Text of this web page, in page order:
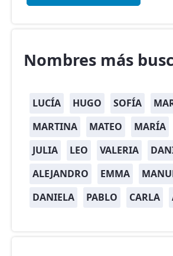
Nombres más
LUCÍA HUGO SOFÍA
MARTINA
MATEO MARÍA
JULIA
LEO VALERIA
ALEJANDRO
EMMA
DANIELA
PABLO CARLA